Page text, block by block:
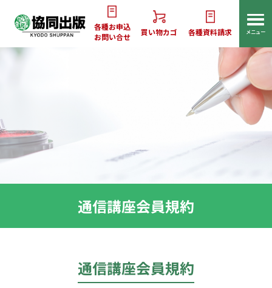
各種お申込
お問い合せ
買い物カゴ 各種資料請求 メニュー
通信講座会員規約
通信講座会員規約